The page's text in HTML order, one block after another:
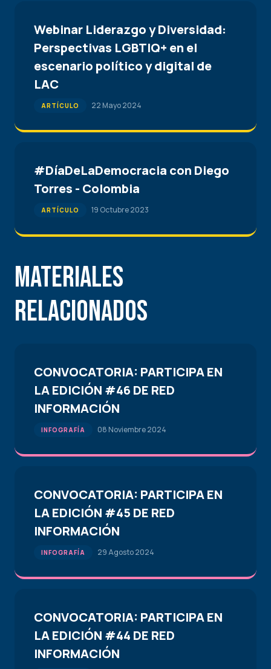
Webinar Liderazgo y Diversidad:
Perspectivas LGBTIQ+ en el
escenario político y digital de
LAC
ARTÍCULO 22 Mayo 2024
#DíaDeLaDemocracia con Diego
Torres - Colombia
ARTÍCULO 19 Octubre 2023
Materiales
Relacionados
CONVOCATORIA: PARTICIPA EN
LA EDICIÓN #46 DE RED
INFORMACIÓN
INFOGRAFÍA 08 Noviembre 2024
CONVOCATORIA: PARTICIPA EN
LA EDICIÓN #45 DE RED
INFORMACIÓN
INFOGRAFÍA 29 Agosto 2024
CONVOCATORIA: PARTICIPA EN
LA EDICIÓN #44 DE RED
INFORMACIÓN